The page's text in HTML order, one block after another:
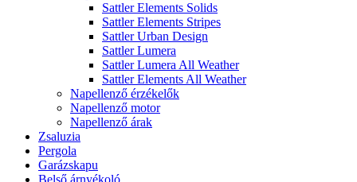
Sattler Elements Solids
Sattler Elements Stripes
Sattler Urban Design
Sattler Lumera
Sattler Lumera All Weather
Sattler Elements All Weather
Napellenző érzékelők
Napellenző motor
Napellenző árak
Zsaluzia
Pergola
Garázskapu
Belső árnyékoló